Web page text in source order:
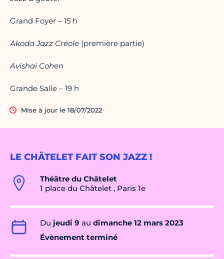
LE CHÂTELET FAIT SON JAZZ !
Théâtre du Châtelet
1 place du Châtelet , Paris 1e
Du jeudi 9 au dimanche 12 mars 2023
Évènement terminé
Grand Foyer – 15 h
Akoda Jazz Créole (première partie)
Avishai Cohen
Grande Salle – 19 h
Mise à jour le 18/07/2022